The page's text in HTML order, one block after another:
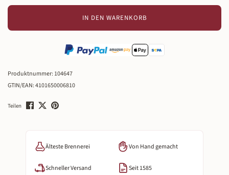
IN DEN WARENKORB
Produktnummer: 104647
GTIN/EAN:4101650006810
Teilen
Älteste Brennerei Von Hand gemacht
Schneller Versand Seit 1585